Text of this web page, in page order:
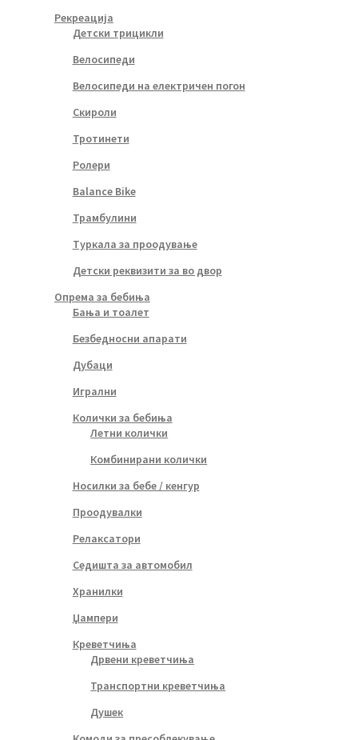
Рекреација
Детски трицикли
Велосипеди
Велосипеди на електричен погон
Скироли
Тротинети
Ролери
Balance Bike
Трамбулини
Туркала за проодување
Детски реквизити за во двор
Опрема за бебиња
Бања и тоалет
Безбедносни апарати
Дубаци
Игрални
Колички за бебиња
Летни колички
Комбинирани колички
Носилки за бебе / кенгур
Проодувалки
Релаксатори
Седишта за автомобил
Хранилки
Џампери
Креветчиња
Дрвени креветчиња
Транспортни креветчиња
Душек